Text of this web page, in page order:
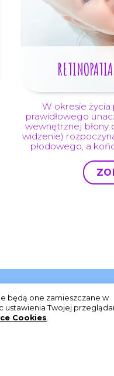
W okresie
prawidłowego
wewnętrznej błony
widzenie)
płodowego, a
będą one zamieszczane w
ustawienia Twojej
Cookies.